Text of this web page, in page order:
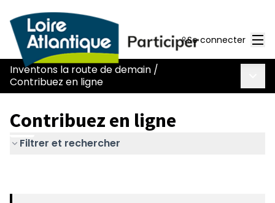
Se connecter
Inventons la route de demain /
Contribuez en ligne
Contribuez en ligne
Filtrer et rechercher